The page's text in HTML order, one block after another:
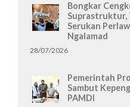
Bongkar
Suprastruktur,
Serukan
Ngalamad
28/07/2026
Pemerintah
Sambut
PAMDI